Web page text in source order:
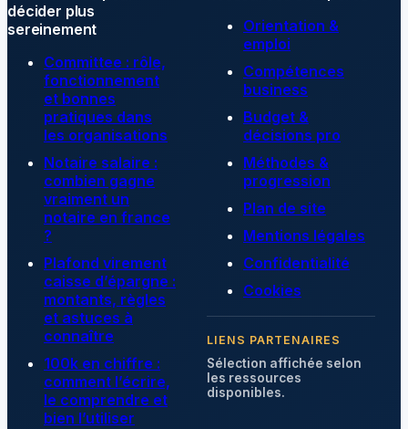
décider plus
sereinement
Committee : rôle,
fonctionnement
et bonnes
pratiques dans
les organisations
Notaire salaire :
combien gagne
vraiment un
notaire en france
?
Plafond virement
caisse d’épargne :
montants, règles
et astuces à
connaître
100k en chiffre :
comment l’écrire,
le comprendre et
bien l’utiliser
Orientation &
emploi
Compétences
business
Budget &
décisions pro
Méthodes &
progression
Plan de site
Mentions légales
Confidentialité
Cookies
LIENS PARTENAIRES
Sélection affichée selon
les ressources
disponibles.